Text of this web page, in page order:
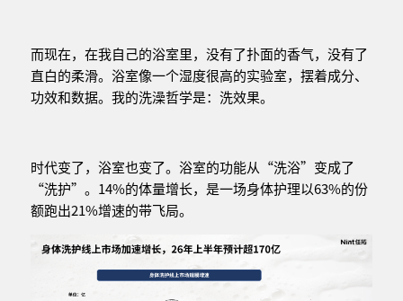
而现在，在我自己的浴室里，没有了扑面的香气，没有了
直白的柔滑。浴室像一个湿度很高的实验室，摆着成分、
功效和数据。我的洗澡哲学是：洗效果。
时代变了，浴室也变了。浴室的功能从“洗浴”变成了
“洗护”。14%的体量增长，是一场身体护理以63%的份
额跑出21%增速的带飞局。